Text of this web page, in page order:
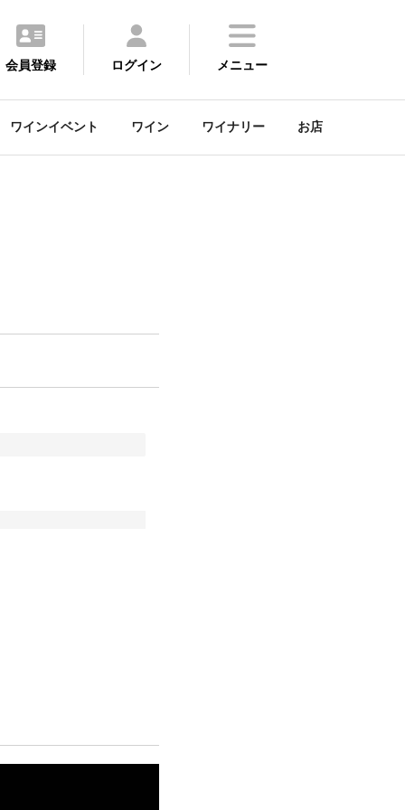
会員登録 ログイン メニュー
ワインイベント ワイン ワイナリー お店